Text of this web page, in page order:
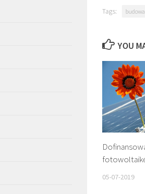
Tags: budowa
YOU
05-07-2019